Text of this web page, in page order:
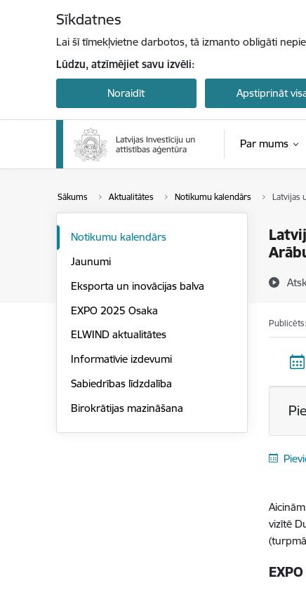
Sīkdatnes
Lai šī tīmekļvietne darbotos, tā izmanto obligāti
Lūdzu, atzīmējiet savu izvēli:
Noraidīt Apstiprināt
Par mums
Sākums Aktualitātes Notikumu kalendārs Latvijas
Notikumu kalendārs
Jaunumi
Eksporta un inovācijas balva
EXPO 2025 Osaka
ELWIND aktualitātes
Informatīvie izdevumi
Sabiedrības līdzdalība
Birokrātijas mazināšana
vizītē